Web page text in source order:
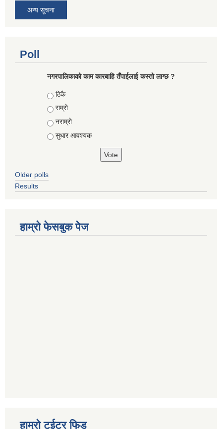
अन्य सूचना
Poll
नगरपालिकाको काम कारबाहि तँपाईलाई कस्तो लाग्छ ?
Choices
ठिकै
राम्रो
नराम्रो
सुधार आवश्यक
Older polls
Results
हाम्रो फेसबुक पेज
हाम्रो टुईटर फिड